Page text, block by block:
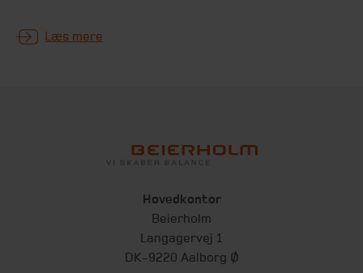
Læs mere
Hovedkontor
Beierholm
Langagervej 1
DK-9220 Aalborg Ø